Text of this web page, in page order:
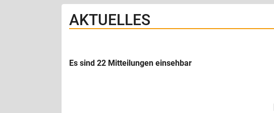
AKTUELLES
Es sind 22 Mitteilungen einsehbar